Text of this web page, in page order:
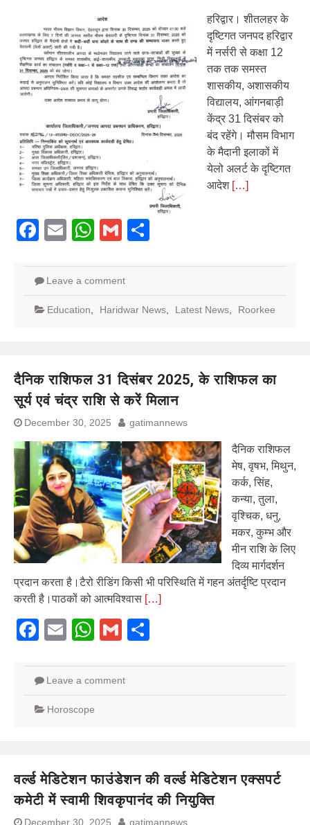
हरिद्वार। शीतलहर के
दृष्टिगत जनपद हरिद्वार
में नर्सरी से कक्षा 12
तक तक समस्त
शासकीय, अशासकीय
विद्यालय, आंगनबाड़ी
केंद्र 31 दिसंबर को
बंद रहेंगे। मौसम विभाग
के मैदानी इलाकों में
येलो अलर्ट के दृष्टिगत
आदेश […]
Facebook
EmailWhatsApp
Gmail
Leave a comment
Education Haridwar News Latest News Roorkee
दैनिक राशिफल 31 दिसंबर 2025, के राशिफल का
सूर्य एवं चंद्र राशि से करें मिलान
December 30, 2025 gatimannews
दैनिक राशिफल
मेष, वृषभ, मिथुन,
कर्क, सिंह,
कन्या, तुला,
वृश्चिक, धनु,
मकर, कुम्भ और
मीन राशि के लिए
दिव्य मार्गदर्शन
प्रदान करता है।टैरो रीडिंग किसी भी परिस्थिति में गहन अंतर्दृष्टि प्रदान
करती है।पाठकों को आत्मविश्वास […]
Facebook
EmailWhatsApp
Gmail
Leave a comment
Horoscope
वर्ल्ड मेडिटेशन फाउंडेशन की वर्ल्ड मेडिटेशन एक्सपर्ट
कमेटी में स्वामी शिवकृपानंद की नियुक्ति
December 30, 2025 gatimannews